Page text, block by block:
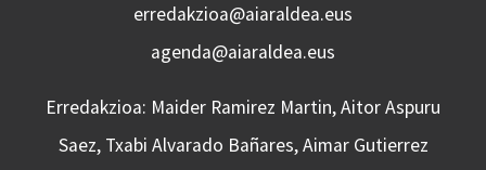
erredakzioa@aiaraldea.eus
agenda@aiaraldea.eus
Erredakzioa: Maider Ramirez Martin, Aitor Aspuru
Saez, Txabi Alvarado Bañares, Aimar Gutierrez